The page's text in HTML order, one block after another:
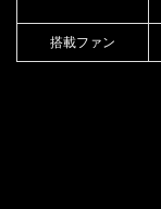
搭載ファン